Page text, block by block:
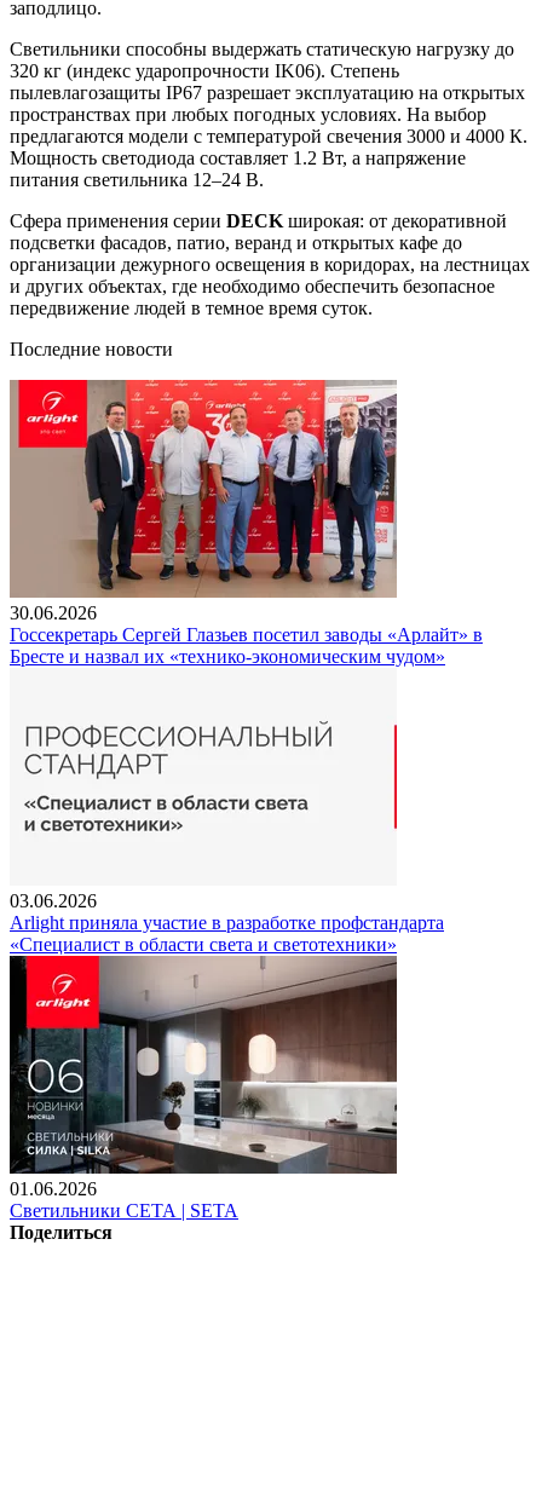
заподлицо.
Светильники способны выдержать статическую нагрузку до
320 кг (индекс ударопрочности IK06). Степень
пылевлагозащиты IP67 разрешает эксплуатацию на открытых
пространствах при любых погодных условиях. На выбор
предлагаются модели с температурой свечения 3000 и 4000 К.
Мощность светодиода составляет 1.2 Вт, а напряжение
питания светильника 12–24 В.
Сфера применения серии DECK широкая: от декоративной
подсветки фасадов, патио, веранд и открытых кафе до
организации дежурного освещения в коридорах, на лестницах
и других объектах, где необходимо обеспечить безопасное
передвижение людей в темное время суток.
Последние новости
30.06.2026
Госсекретарь Сергей Глазьев посетил заводы «Арлайт» в
Бресте и назвал их «технико-экономическим чудом»
03.06.2026
Arlight приняла участие в разработке профстандарта
«Специалист в области света и светотехники»
01.06.2026
Светильники СЕТА | SETA
Поделиться